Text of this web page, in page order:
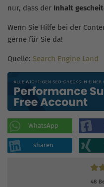
nur, dass der Inhalt
Wenn Sie Hilfe bei der
gerne für Sie da!
Quelle: Search Engine Land
WhatsApp
sharen
48